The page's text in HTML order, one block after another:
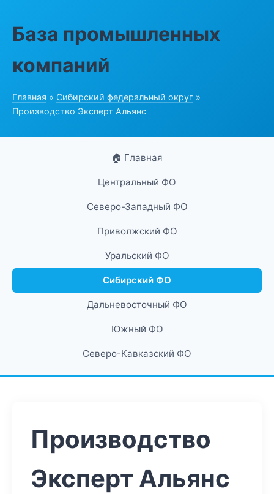
База промышленных
компаний
Главная » Сибирский федеральный округ »
Производство Эксперт Альянс
🏠 Главная
Центральный ФО
Северо-Западный ФО
Приволжский ФО
Уральский ФО
Сибирский ФО
Дальневосточный ФО
Южный ФО
Северо-Кавказский ФО
Производство
Эксперт Альянс